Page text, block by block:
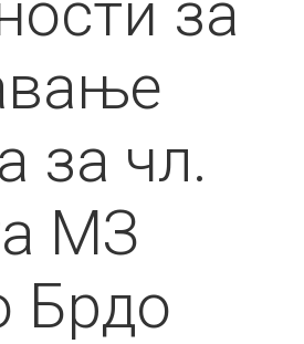
за чл.
МЗ
Брдо